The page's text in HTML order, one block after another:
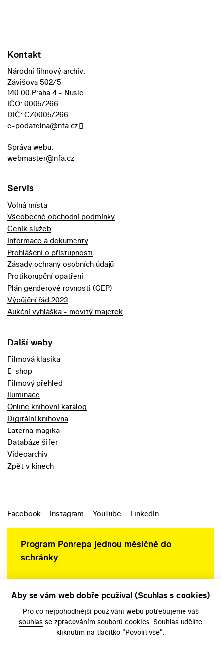
Kontakt
Národní filmový archiv:
Závišova 502/5
140 00 Praha 4 - Nusle
IČO: 00057266
DIČ: CZ00057266
e-podatelna@nfa.cz
Správa webu:
webmaster@nfa.cz
Servis
Volná místa
Všeobecné obchodní podmínky
Ceník služeb
Informace a dokumenty
Prohlášení o přístupnosti
Zásady ochrany osobních údajů
Protikorupční opatření
Plán genderové rovnosti (GEP)
Výpůjční řád 2023
Aukční vyhláška - movitý majetek
Další weby
Filmová klasika
E-shop
Filmový přehled
Iluminace
Online knihovní katalog
Digitální knihovna
Laterna magika
Databáze šifer
Videoarchiv
Zpět v kinech
Facebook Instagram YouTube LinkedIn
Program Ponrepa jednou měsíčně do
schránky
Aby se vám web dobře používal (Souhlas s cookies)
Pro co nejpohodlnější používání webu potřebujeme váš
souhlas se zpracováním souborů cookies. Souhlas udělíte
kliknutím na tlačítko "Povolit vše".